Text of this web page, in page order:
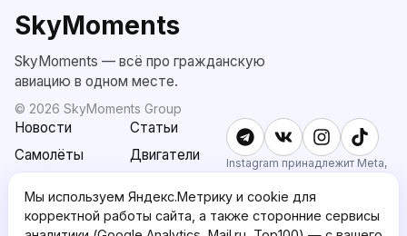
SkyMoments
SkyMoments — всё про гражданскую
авиацию в одном месте.
© 2026 SkyMoments Group
Новости
Статьи
Самолёты
Двигатели
AI: Altair
SkyMoments
Pro
Instagram принадлежит Meta,
запрещённой в РФ.
Мы используем Яндекс.Метрику и cookie для
корректной работы сайта, а также сторонние сервисы